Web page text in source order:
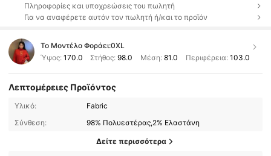
Πληροφορίες και υποχρεώσεις του πωλητή
Για να αναφέρετε αυτόν τον πωλητή ή/και το προϊόν
Το Μοντέλο Φοράει:0XL
Ύψος: 170.0 Στήθος:98.0 Μέση: 81.0 Περιφέρεια: 103.0
Λεπτομέρειες Προϊόντος
Υλικό:
Fabric
Σύνθεση:
98% Πολυεστέρας,2% Ελαστάνη
Δείτε περισσότερα